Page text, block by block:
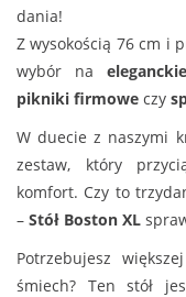
dania!
Z wysokością 76 cm i
wybór na
pikniki firmowe czy
W duecie z naszymi
zestaw, który
komfort. Czy to
– Stół Boston XL
Potrzebujesz
śmiech? Ten stół